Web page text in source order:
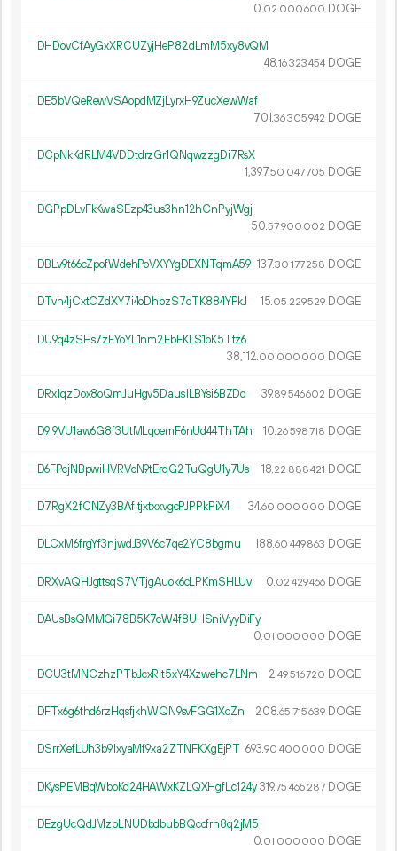
0.02 000600 DOGE
DHDovCfAyGxXRCUZyjHeP82dLmM5xy8vQM
48.16323454 DOGE
DE5bVQeRewVSAopdMZjLyrxH9ZucXewWaf
701.36305942 DOGE
DCpNkKdRLM4VDDtdrzGr1QNqwzzgDi7RsX
1 397.50 047705 DOGE
DGPpDLvFkKwaSEzp43us3hn12hCnPyjWgj
50.57900 002 DOGE
DBLv9t66cZpofWdehPoVXYYgDEXNTqmA59 137.30 177258 DOGE
DTvh4jCxtCZdXY7i4oDhbzS7dTK884YPkJ 15.05 229529 DOGE
DU9q4zSHs7zFYoYL1nm2EbFKLS1oK5Ttz6
38 112.00 000 000 DOGE
DRx1qzDox8oQmJuHgv5Daus1LBYsi6BZDo 39.89546602 DOGE
D9i9VU1aw6G8f3UtMLqoemF6nUd44ThTAh 10.26598718 DOGE
D6FPcjNBpwiHVRVoN9tErqG2TuQgU1y7Us 18.22 888421 DOGE
D7RgX2fCNZy3BAfitjxtxxvgcPJPPkPiX4 34.60 000 000 DOGE
DLCxM6frgYf3njwdJ39V6c7qe2YC8bgrnu 188.60 449863 DOGE
DRXvAQHJgttsqS7VTjgAuok6cLPKmSHLUv 0.02 429466 DOGE
DAUsBsQMMGi78B5K7cW4f8UHSniVyyDiFy
0.01 000 000 DOGE
DCU3tMNCzhzPTbJcxRit5xY4Xzwehc7LNm 2.49516720 DOGE
DFTx6g6thd6rzHqsfjkhWQN9svFGG1XqZn 208.65 715639 DOGE
DSrrXefLUh3b91xyaMf9xa2ZTNFKXgEjPT 693.90 400 000 DOGE
DKysPEMBqWboKd24HAWxKZLQXHgfLc124y319.75 465 287 DOGE
DEzgUcQdJMzbLNUDbdbubBQccfrn8q2jM5
0.01 000 000 DOGE